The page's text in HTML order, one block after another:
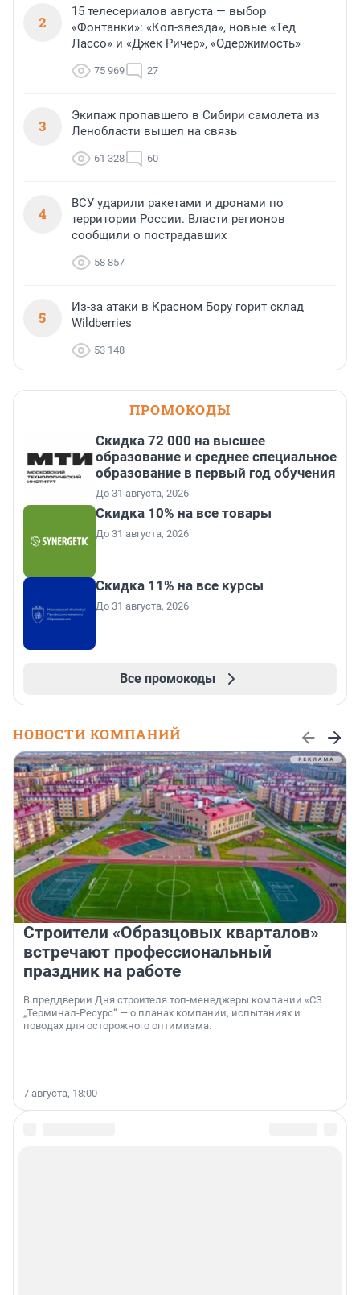
2
15 телесериалов августа — выбор
«Фонтанки»: «Коп-звезда», новые «Тед
Лассо» и «Джек Ричер», «Одержимость»
75 969 27
3
Экипаж пропавшего в Сибири самолета из
Ленобласти вышел на связь
61 328 60
4
ВСУ ударили ракетами и дронами по
территории России. Власти регионов
сообщили о пострадавших
58 857
5
Из-за атаки в Красном Бору горит склад
Wildberries
53 148
ПРОМОКОДЫ
Скидка 72 000 на высшее
образование и среднее специальное
образование в первый год обучения
До 31 августа, 2026
Скидка 10% на все товары
До 31 августа, 2026
Скидка 11% на все курсы
До 31 августа, 2026
Все промокоды
НОВОСТИ КОМПАНИЙ
Строители «Образцовых кварталов»
встречают профессиональный
праздник на работе
В преддверии Дня строителя топ-менеджеры компании «СЗ
„Терминал-Ресурс“ — о планах компании, испытаниях и
поводах для осторожного оптимизма.
7 августа, 18:00